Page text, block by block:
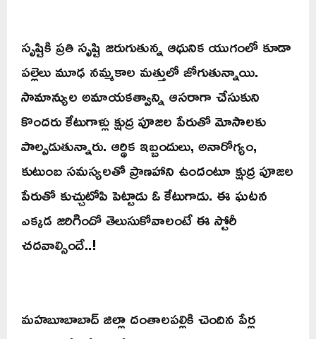
సృష్టికి ప్రతి సృష్టి జరుగుతున్న ఆధునిక యుగంలో కూడా
పల్లెలు మూఢ నమ్మకాల మత్తులో జోగుతున్నాయి.
సామాన్యుల అమాయకత్వాన్ని ఆసరాగా చేసుకుని
కొందరు కేటుగాళ్లు క్షుద్ర పూజల పేరుతో మోసాలకు
పాల్పడుతున్నారు. ఆర్థిక ఇబ్బందులు, అనారోగ్యం,
కుటుంబ సమస్యలతో ప్రాణహాని ఉందంటూ క్షుద్ర పూజల
పేరుతో కుచ్చుటోపి పెట్టాడు ఓ కేటుగాడు. ఈ ఘటన
ఎక్కడ జరిగిందో తెలుసుకోవాలంటే ఈ స్టోరీ
చదవాల్సిందే..!
మహబూబాబాద్ జిల్లా దంతాలపల్లికి చెందిన పేర్ల